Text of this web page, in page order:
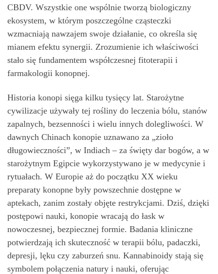
CBDV. Wszystkie one wspólnie tworzą biologiczny
ekosystem, w którym poszczególne cząsteczki
wzmacniają nawzajem swoje działanie, co określa się
mianem efektu synergii. Zrozumienie ich właściwości
stało się fundamentem współczesnej fitoterapii i
farmakologii konopnej.
Historia konopi sięga kilku tysięcy lat. Starożytne
cywilizacje używały tej rośliny do leczenia bólu, stanów
zapalnych, bezsenności i wielu innych dolegliwości. W
dawnych Chinach konopie uznawano za „zioło
długowieczności”, w Indiach – za święty dar bogów, a w
starożytnym Egipcie wykorzystywano je w medycynie i
rytuałach. W Europie aż do początku XX wieku
preparaty konopne były powszechnie dostępne w
aptekach, zanim zostały objęte restrykcjami. Dziś, dzięki
postępowi nauki, konopie wracają do łask w
nowoczesnej, bezpiecznej formie. Badania kliniczne
potwierdzają ich skuteczność w terapii bólu, padaczki,
depresji, lęku czy zaburzeń snu. Kannabinoidy stają się
symbolem połączenia natury i nauki, oferując